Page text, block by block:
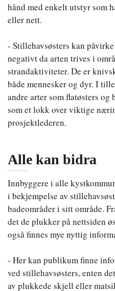
hånd med enkelt utstyr som
eller nett.
- Stillehavsøsters kan
negativt da arten trives i
strandaktiviteter. De er
både mennesker og dyr. I
andre arter som flatøsters og
som et lokk over viktige
prosjektlederen.
Alle kan bidra
Innbyggere i alle
i bekjempelse av
badeområder i sitt område.
det de plukker på nettsiden
også finnes mye nyttig
- Her kan publikum finne
ved stillehavsøsters, enten
av plukkede skjell eller